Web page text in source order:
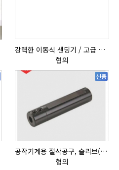
강력한 이동식 샌딩기 / 고급 이태리 IBIX샌드블라스터
협의
신품
공작기계용 절삭공구, 슬리브(SLEEVE)
협의